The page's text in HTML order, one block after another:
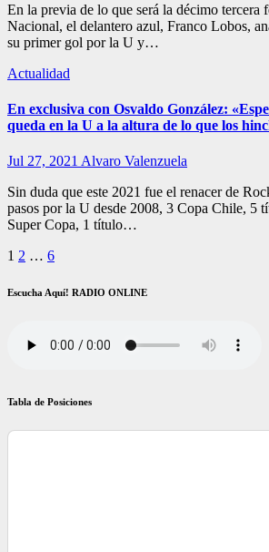
En la previa de lo que será la décimo tercera
Nacional, el delantero azul, Franco Lobos,
su primer gol por la U y…
Actualidad
En exclusiva con Osvaldo González:
queda en la U a la altura de lo que los
Jul 27, 2021 Alvaro Valenzuela
Sin duda que este 2021 fue el renacer de
pasos por la U desde 2008, 3 Copa Chile, 5
Super Copa, 1 título…
Paginación
de
1 2 … 6
Escucha Aquí! RADIO ONLINE
Tabla de Posiciones